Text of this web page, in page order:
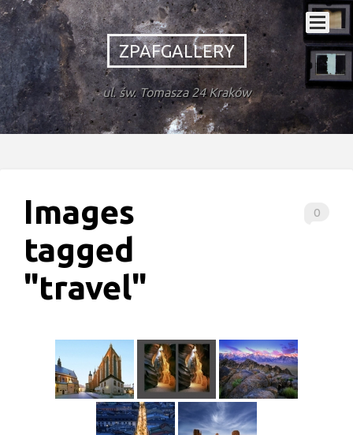
ZPAFGALLERY
ul. św. Tomasza 24 Kraków
0
Images
tagged
"travel"